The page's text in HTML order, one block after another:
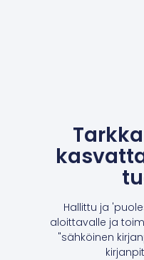
Hallittu ja
aloittavalle ja
"sähköinen